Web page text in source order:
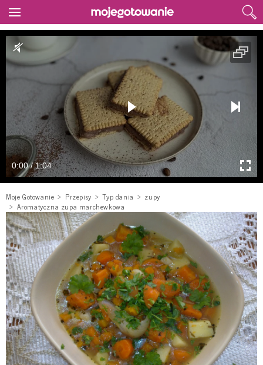
0:00 / 1:04
Moje Gotowanie Przepisy Typ dania
zupy
Aromatyczna zupa marchewkowa